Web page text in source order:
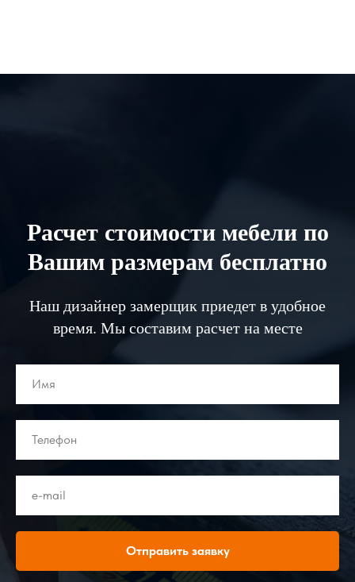
Расчет стоимости мебели по
Вашим размерам бесплатно
Наш дизайнер замерщик приедет в удобное
время. Мы составим расчет на месте
Отправить заявку